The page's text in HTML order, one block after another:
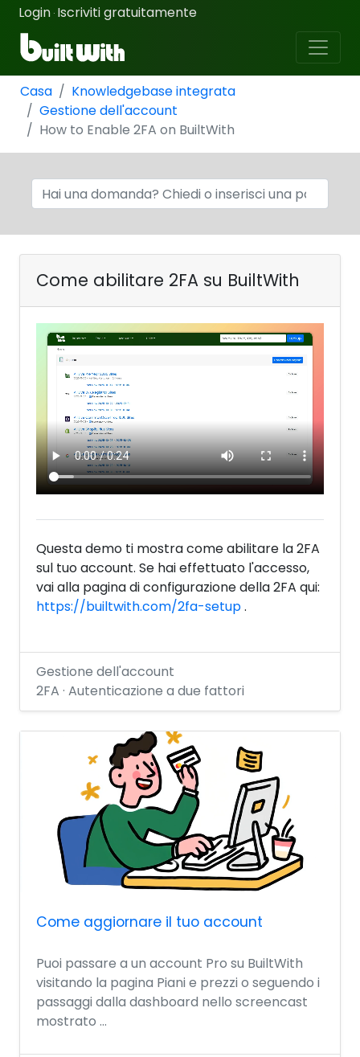
Login · Iscriviti gratuitamente
Casa
Knowledgebase integrata
Gestione dell'account
How to Enable 2FA on BuiltWith
Come abilitare 2FA su BuiltWith
Questa demo ti mostra come abilitare la 2FA
sul tuo account. Se hai effettuato l'accesso,
vai alla pagina di configurazione della 2FA qui:
https://builtwith.com/2fa-setup.
Gestione dell'account
2FA · Autenticazione a due fattori
Come aggiornare il tuo account
Puoi passare a un account Pro su BuiltWith
visitando la pagina Piani e prezzi o seguendo i
passaggi dalla dashboard nello screencast
mostrato ...